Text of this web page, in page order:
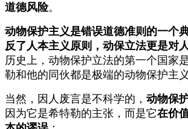
道德风险。
动物保护主义是错误道德准则的一个
反了人本主义原则，动保立法更是对
历史上，动物保护立法的第一个国家
勒和他的同伙都是极端的动物保护主义
当然，因人废言是不科学的， 动物保
因为它是希特勒的主张，而是它在价